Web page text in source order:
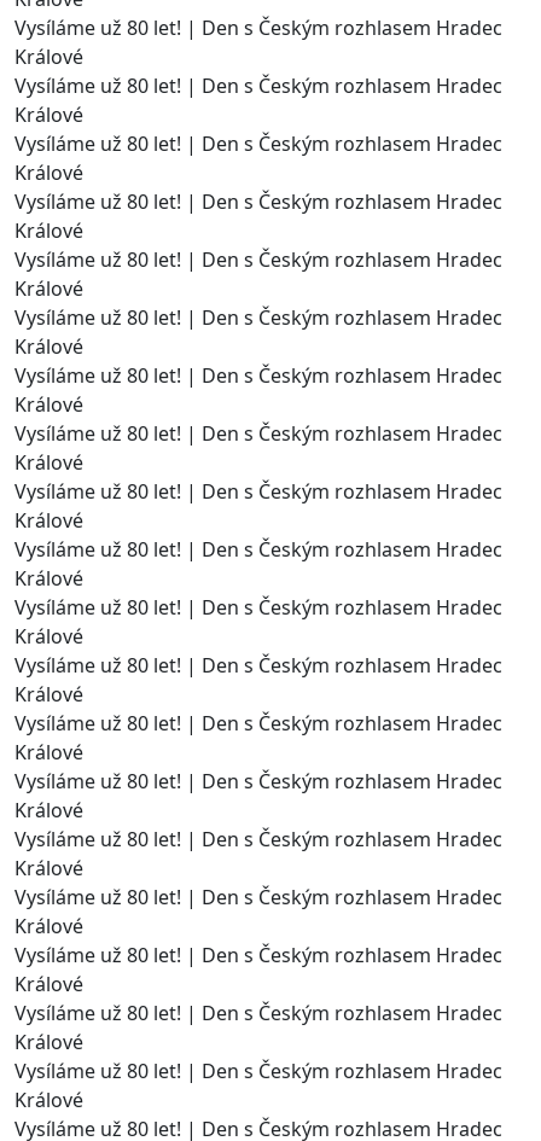
Vysíláme už 80 let! | Den s Českým rozhlasem Hradec
Králové
Vysíláme už 80 let! | Den s Českým rozhlasem Hradec
Králové
Vysíláme už 80 let! | Den s Českým rozhlasem Hradec
Králové
Vysíláme už 80 let! | Den s Českým rozhlasem Hradec
Králové
Vysíláme už 80 let! | Den s Českým rozhlasem Hradec
Králové
Vysíláme už 80 let! | Den s Českým rozhlasem Hradec
Králové
Vysíláme už 80 let! | Den s Českým rozhlasem Hradec
Králové
Vysíláme už 80 let! | Den s Českým rozhlasem Hradec
Králové
Vysíláme už 80 let! | Den s Českým rozhlasem Hradec
Králové
Vysíláme už 80 let! | Den s Českým rozhlasem Hradec
Králové
Vysíláme už 80 let! | Den s Českým rozhlasem Hradec
Králové
Vysíláme už 80 let! | Den s Českým rozhlasem Hradec
Králové
Vysíláme už 80 let! | Den s Českým rozhlasem Hradec
Králové
Vysíláme už 80 let! | Den s Českým rozhlasem Hradec
Králové
Vysíláme už 80 let! | Den s Českým rozhlasem Hradec
Králové
Vysíláme už 80 let! | Den s Českým rozhlasem Hradec
Králové
Vysíláme už 80 let! | Den s Českým rozhlasem Hradec
Králové
Vysíláme už 80 let! | Den s Českým rozhlasem Hradec
Králové
Vysíláme už 80 let! | Den s Českým rozhlasem Hradec
Králové
Vysíláme už 80 let! | Den s Českým rozhlasem Hradec